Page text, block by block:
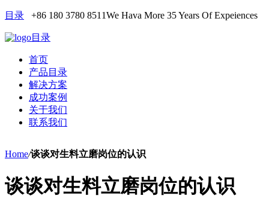
目录 +86 180 3780 8511We Hava More 35 Years Of Expeiences
目录
首页
产品目录
解决方案
成功案例
关于我们
联系我们
Home/谈谈对生料立磨岗位的认识
谈谈对生料立磨岗位的认识